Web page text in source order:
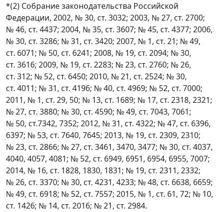
*(2) Собрание законодательства Российской
Федерации, 2002, № 30, ст. 3032; 2003, № 27, ст. 2700;
№ 46, ст. 4437; 2004, № 35, ст. 3607; № 45, ст. 4377; 2006,
№ 30, ст. 3286; № 31, ст. 3420; 2007, № 1, ст. 21; № 49,
ст. 6071; № 50, ст. 6241; 2008, № 19, ст. 2094; № 30,
ст. 3616; 2009, № 19, ст. 2283; № 23, ст. 2760; № 26,
ст. 312; № 52, ст. 6450; 2010, № 21, ст. 2524; № 30,
ст. 4011; № 31, ст. 4196; № 40, ст. 4969; № 52, ст. 7000;
2011, № 1, ст. 29, 50; № 13, ст. 1689; № 17, ст. 2318, 2321;
№ 27, ст. 3880; № 30, ст. 4590; № 49, ст. 7043, 7061;
№ 50, ст.7342, 7352; 2012, № 31, ст. 4322; № 47, ст. 6396,
6397; № 53, ст. 7640, 7645; 2013, № 19, ст. 2309, 2310;
№ 23, ст. 2866; № 27, ст. 3461, 3470, 3477; № 30, ст. 4037,
4040, 4057, 4081; № 52, ст. 6949, 6951, 6954, 6955, 7007;
2014, № 16, ст. 1828, 1830, 1831; № 19, ст. 2311, 2332;
№ 26, ст. 3370; № 30, ст. 4231, 4233; № 48, ст. 6638, 6659;
№ 49, ст. 6918; № 52, ст. 7557; 2015, № 1, ст. 61, 72; № 10,
ст. 1426; № 14, ст. 2016; № 21, ст. 2984.